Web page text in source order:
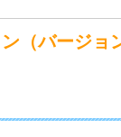
（バージョ